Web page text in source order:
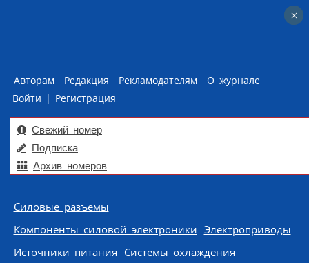
Авторам Редакция Рекламодателям
О журнале
Войти | Регистрация
Свежий номер
Подписка
Архив номеров
Skip to content
Силовые разъемы
Компоненты силовой электроники Электроприводы
Источники питания Системы охлаждения
×
×